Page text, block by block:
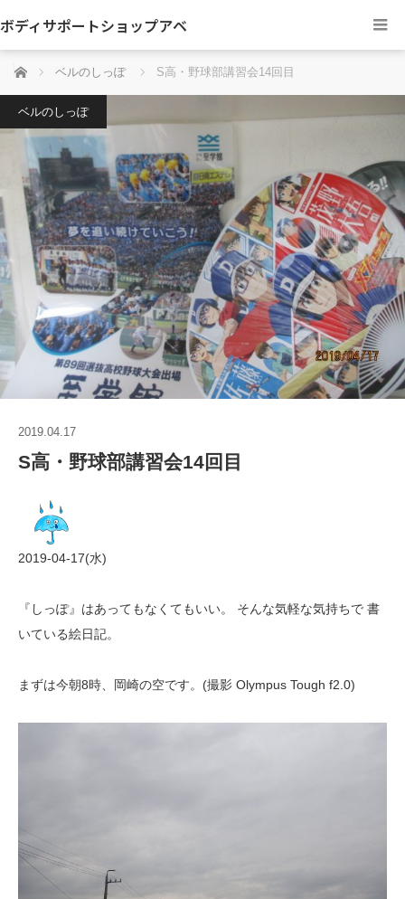
ボディサポートショップアベ
ホーム ベルのしっぽ S高・野球部講習会14回目
ベルのしっぽ
2019.04.17
S高・野球部講習会14回目
2019-04-17(水)
『しっぽ』はあってもなくてもいい。 そんな気軽な気持ちで 書
いている絵日記。
まずは今朝8時、岡崎の空です。(撮影 Olympus Tough f2.0)